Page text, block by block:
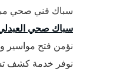
سباك فني صحي
سباك صحي
نؤمن فتح مواسير
نوفر خدمة كشف